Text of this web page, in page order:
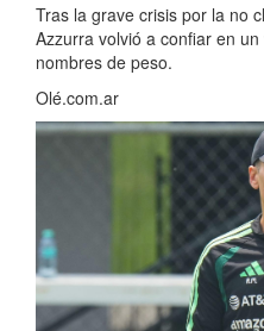
Tras la grave crisis por la no
Azzurra volvió a confiar en
nombres de peso.
Olé.com.ar